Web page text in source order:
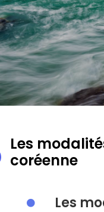
Les
coréenne
 Les